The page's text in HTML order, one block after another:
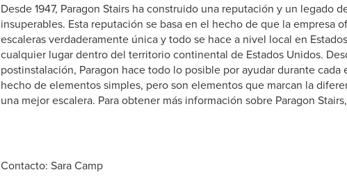
Desde 1947, Paragon Stairs ha construido una reputación y un legado
insuperables. Esta reputación se basa en el hecho de que la empresa
escaleras verdaderamente única y todo se hace a nivel local en
cualquier lugar dentro del territorio continental de Estados Unidos.
postinstalación, Paragon hace todo lo posible por ayudar durante cada
hecho de elementos simples, pero son elementos que marcan la
una mejor escalera. Para obtener más información sobre Paragon
Contacto: Sara Camp